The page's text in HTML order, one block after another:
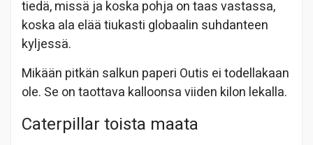
tiedä, missä ja koska pohja on taas vastassa,
koska ala elää tiukasti globaalin suhdanteen
kyljessä.
Mikään pitkän salkun paperi Outis ei todellakaan
ole. Se on taottava kalloonsa viiden kilon lekalla.
Caterpillar toista maata